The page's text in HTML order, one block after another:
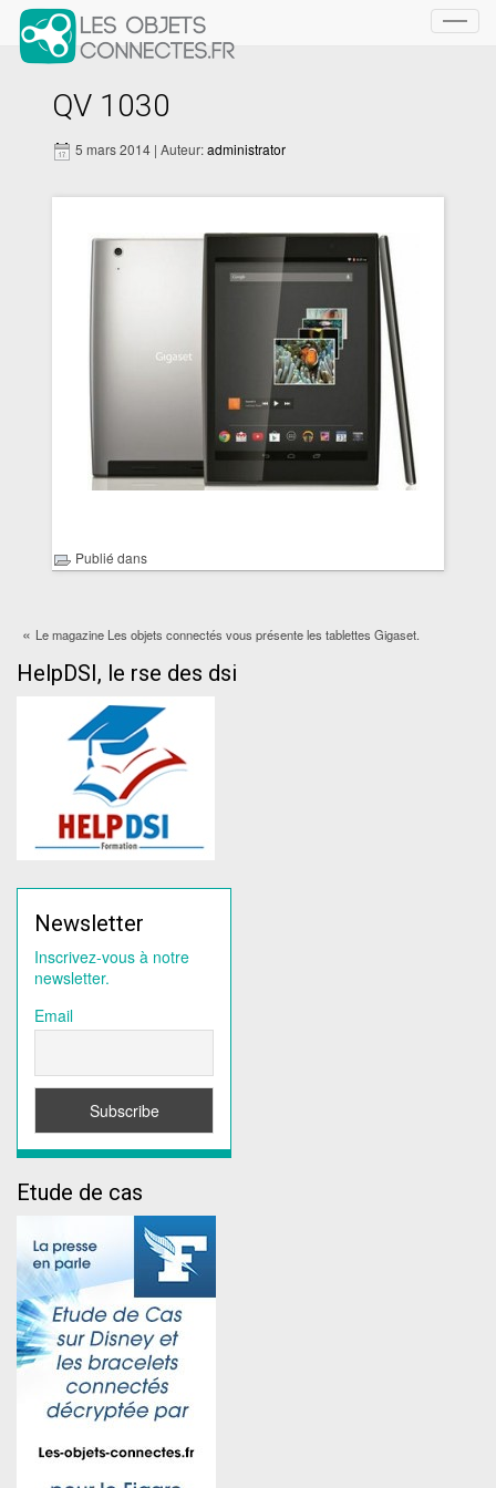
QV 1030
5 mars 2014 | Auteur:administrator
Publié dans
« Le magazine Les objets connectés vous présente les tablettes Gigaset.
HelpDSI, le rse des dsi
Newsletter
Inscrivez-vous à notre
newsletter.
Email
Etude de cas